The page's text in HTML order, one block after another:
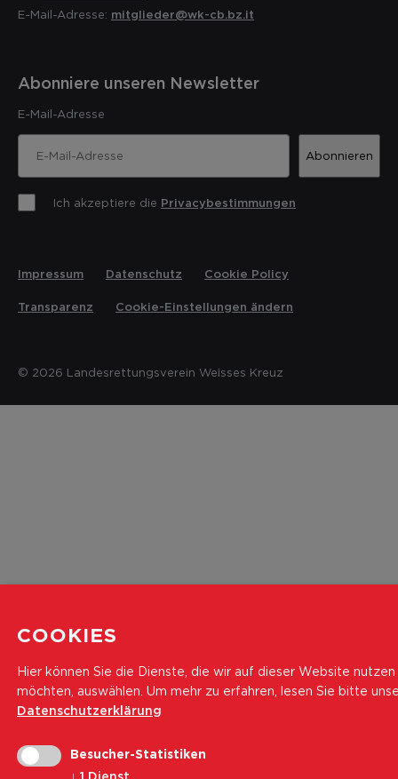
E-Mail-Adresse: mitglieder@wk-cb.bz.it
Abonniere unseren Newsletter
E-Mail-Adresse
Abonnieren
Ich akzeptiere die Privacybestimmungen
© 2026 Landesrettungsverein Weisses Kreuz
Impressum Datenschutz Cookie Policy
Transparenz Cookie-Einstellungen ändern
COOKIES
Hier können Sie die Dienste, die wir auf dieser Website nutzen
möchten, auswählen. Um mehr zu erfahren, lesen Sie bitte
Datenschutzerklärung
Besucher-Statistiken
↓ 1 Dienst